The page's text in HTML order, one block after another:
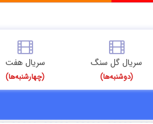
سریال گل سنگ
(دوشنبه‌ها)
سریال هفت
(چهارشنبه‌ها)